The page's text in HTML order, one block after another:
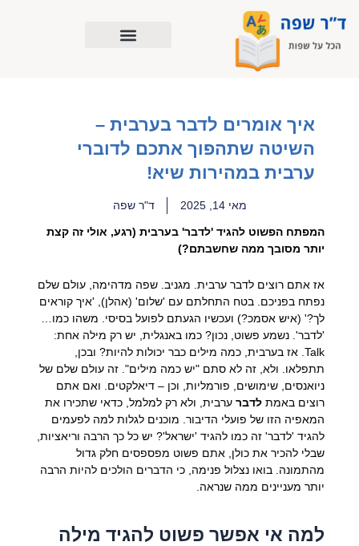
לתוכן
איך אומרים לדבר בערבית –
השיטה שתהפוך אתכם לדוברי
ערבית במהירות שיא!
מאי 14, 2025 ד"ר שפה
המפתח הפשוט להגיד 'לדבר' בערבית (רגע, אולי זה קצת
יותר מסובך ממה שחשבתם?)
אז אתם רוצים לדבר ערבית. מגניב. שפה מדהימה, עולם שלם
נפתח בפניכם. בטח התחלתם עם 'שלום' (אהלן), 'איך קוראים
לך?' (איש אסמכ?) ועכשיו הגעתם לפועל בסיסי. משהו כמו…
'לדבר'. נשמע פשוט, נכון? כמו באנגלית, יש רק מילה אחת:
Talk. אז בערבית, כמה מילים כבר יכולות להיות? ובכן,
תתפלאו. ולא, זה לא סתם "יש כמה מילים". זה עולם שלם של
ניואנסים, שימושים, פורמליות, וכן – דיאלקטים. ואם אתם
רוצים באמת לדברערבית, ולא רק למלמל, כדאי שתכירו את
המאפיה הזו של פועלי הדיבור. מוכנים לגלות למה לפעמים
להגיד 'לדבר' זה כמו להגיד 'ישראל'? יש כל כך הרבה וריאציות,
שבלי להכיר את כולן, אתם פשוט מפספסים חלק גדול
מהתמונה. בואו נצלול פנימה, כי הדברים הולכים להיות הרבה
יותר מעניינים ממה שנראה.
למה אי אפשר פשוט להגיד מילה